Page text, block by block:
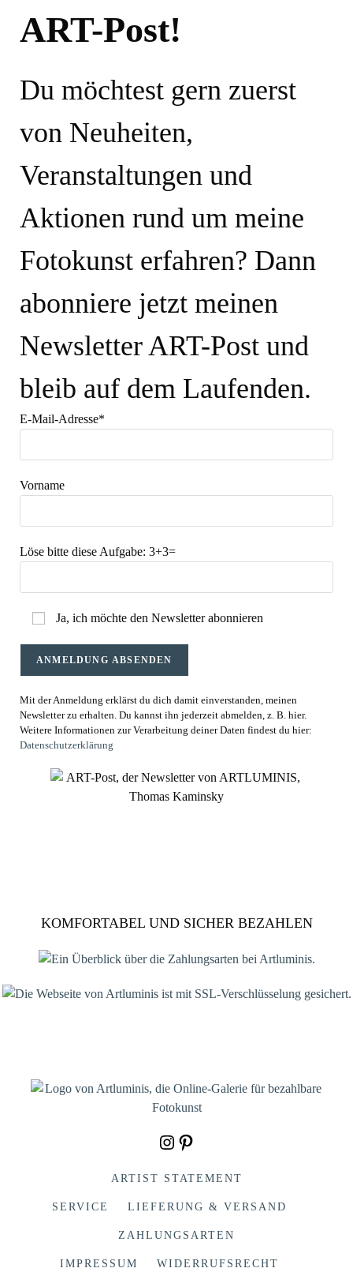
ART-Post!
Du möchtest gern zuerst
von Neuheiten,
Veranstaltungen und
Aktionen rund um meine
Fotokunst erfahren? Dann
abonniere jetzt meinen
Newsletter ART-Post und
bleib auf dem Laufenden.
E-Mail-Adresse*
Vorname
Löse bitte diese Aufgabe: 3+3=
Ja, ich möchte den Newsletter abonnieren
Mit der Anmeldung erklärst du dich damit einverstanden, meinen
Newsletter zu erhalten. Du kannst ihn jederzeit abmelden, z. B. hier.
Weitere Informationen zur Verarbeitung deiner Daten findest du hier:
Datenschutzerklärung
KOMFORTABEL UND SICHER BEZAHLEN
InstagramPinterest
ARTIST STATEMENT
SERVICE LIEFERUNG & VERSAND
ZAHLUNGSARTEN
IMPRESSUM WIDERRUFSRECHT